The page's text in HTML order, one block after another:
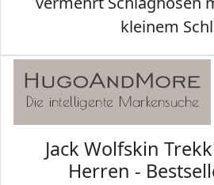
kleinem
Jack Wolfskin
Herren -